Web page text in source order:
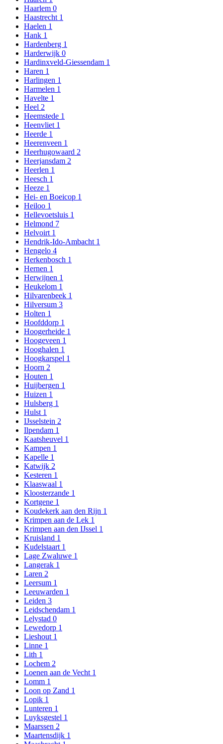
Haarlem 0
Haastrecht 1
Haelen 1
Hank 1
Hardenberg 1
Harderwijk 0
Hardinxveld-Giessendam 1
Haren 1
Harlingen 1
Harmelen 1
Havelte 1
Heel 2
Heemstede 1
Heenvliet 1
Heerde 1
Heerenveen 1
Heerhugowaard 2
Heerjansdam 2
Heerlen 1
Heesch 1
Heeze 1
Hei- en Boeicop 1
Heiloo 1
Hellevoetsluis 1
Helmond 7
Helvoirt 1
Hendrik-Ido-Ambacht 1
Hengelo 4
Herkenbosch 1
Hernen 1
Herwijnen 1
Heukelom 1
Hilvarenbeek 1
Hilversum 3
Holten 1
Hoofddorp 1
Hoogerheide 1
Hoogeveen 1
Hooghalen 1
Hoogkarspel 1
Hoorn 2
Houten 1
Huijbergen 1
Huizen 1
Hulsberg 1
Hulst 1
IJsselstein 2
Ilpendam 1
Kaatsheuvel 1
Kampen 1
Kapelle 1
Katwijk 2
Kesteren 1
Klaaswaal 1
Kloosterzande 1
Kortgene 1
Koudekerk aan den Rijn 1
Krimpen aan de Lek 1
Krimpen aan den IJssel 1
Kruisland 1
Kudelstaart 1
Lage Zwaluwe 1
Langerak 1
Laren 2
Leersum 1
Leeuwarden 1
Leiden 3
Leidschendam 1
Lelystad 0
Lewedorp 1
Lieshout 1
Linne 1
Lith 1
Lochem 2
Loenen aan de Vecht 1
Lomm 1
Loon op Zand 1
Lopik 1
Lunteren 1
Luyksgestel 1
Maarssen 2
Maartensdijk 1